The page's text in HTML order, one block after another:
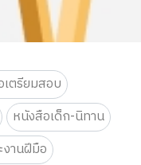
ตรียมสอบ
หนังสือเด็ก-นิทาน
านฝีมือ